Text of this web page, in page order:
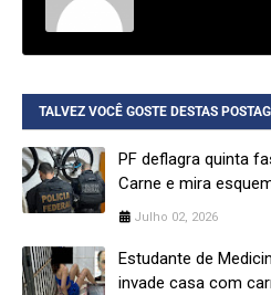
TALVEZ VOCÊ GOSTE DESTAS
PF deflagra quinta
Carne e mira
Julho 02, 2026
Estudante de
invade casa com